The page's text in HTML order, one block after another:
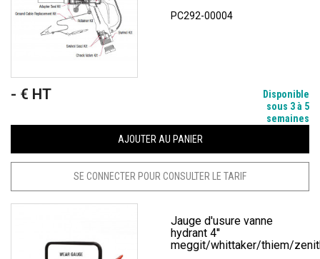
PC292-00004
Prix
- € HT
Disponible
sous 3 à 5
semaines
AJOUTER AU PANIER
SE CONNECTER POUR CONSULTER LE TARIF
Jauge d'usure vanne
hydrant 4''
meggit/whittaker/thiem/